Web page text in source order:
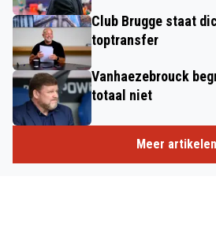
Club Brugge staat
toptransfer
Vanhaezebrouck
totaal niet
Meer artikelen